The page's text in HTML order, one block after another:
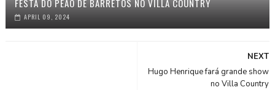
FESTA DO PEÃO DE BARRETOS NO VILLA COUNTRY
APRIL 09, 2024
NEXT
Hugo Henrique fará grande show
no Villa Country